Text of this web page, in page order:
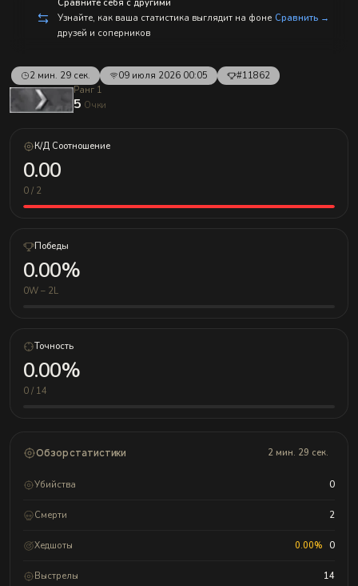
Сравните себя с другими
Узнайте, как ваша статистика выглядит на фоне
друзей и соперников
Сравнить →
2 мин. 29 сек. 09 июля 2026 00:05
#11862
Ранг 1
5 Очки
К/Д Соотношение
0.00
0 / 2
Победы
0.00%
0W – 2L
Точность
0.00%
0 / 14
Обзор статистики 2 мин. 29 сек.
Убийства 0
Смерти 2
Хедшоты 0.00% 0
Выстрелы 14
л
е
н
е